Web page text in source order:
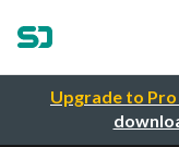
Upgrade to Pro